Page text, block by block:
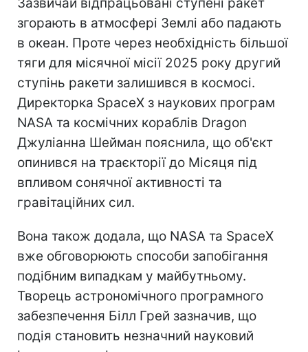
згорають в атмосфері Землі або падають
в океан. Проте через необхідність більшої
тяги для місячної місії 2025 року другий
ступінь ракети залишився в космосі.
Директорка SpaceX з наукових програм
NASA та космічних кораблів Dragon
Джуліанна Шейман пояснила, що об'єкт
опинився на траєкторії до Місяця під
впливом сонячної активності та
гравітаційних сил.
Вона також додала, що NASA та SpaceX
вже обговорюють способи запобігання
подібним випадкам у майбутньому.
Творець астрономічного програмного
забезпечення Білл Грей зазначив, що
подія становить незначний науковий